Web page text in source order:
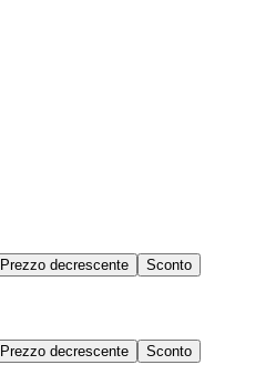
Prezzo decrescente Sconto
Prezzo decrescente Sconto